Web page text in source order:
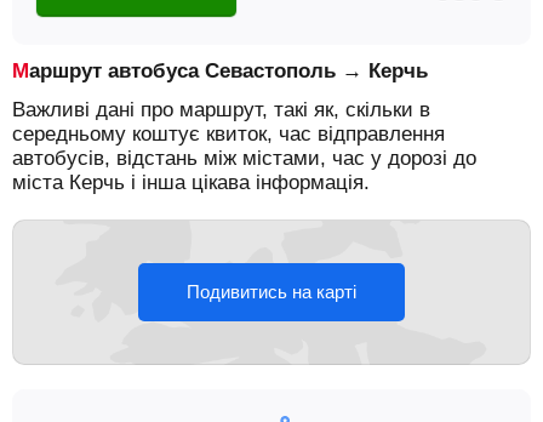
Маршрут автобуса Севастополь → Керчь
Важливі дані про маршрут, такі як, скільки в
середньому коштує квиток, час відправлення
автобусів, відстань між містами, час у дорозі до
міста Керчь і інша цікава інформація.
Подивитись на карті